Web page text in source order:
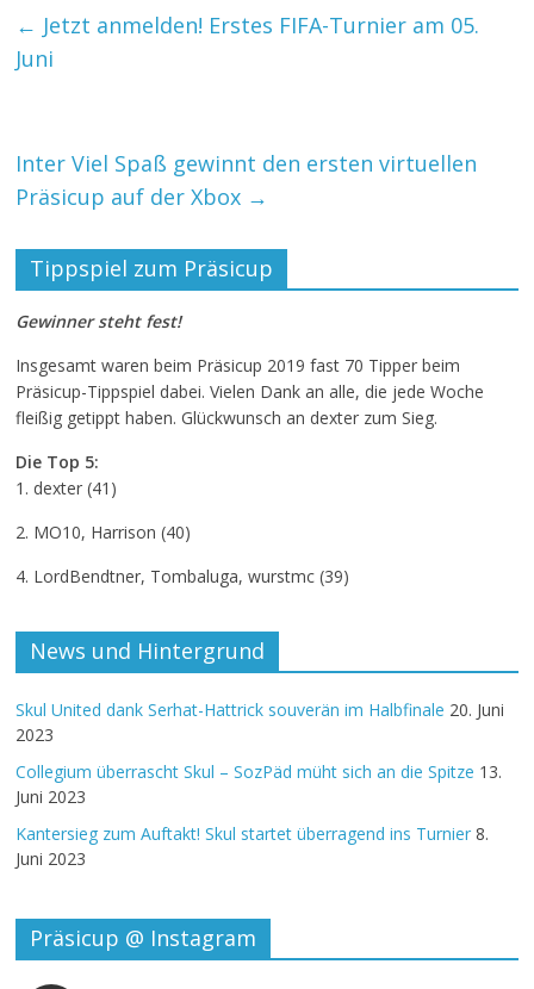
← Jetzt anmelden! Erstes FIFA-Turnier am 05.
Juni
Inter Viel Spaß gewinnt den ersten virtuellen
Präsicup auf der Xbox →
Tippspiel zum Präsicup
Gewinner steht fest!
Insgesamt waren beim Präsicup 2019 fast 70 Tipper beim
Präsicup-Tippspiel dabei. Vielen Dank an alle, die jede Woche
fleißig getippt haben. Glückwunsch an dexter zum Sieg.
Die Top 5:
1. dexter (41)
2. MO10, Harrison (40)
4. LordBendtner, Tombaluga, wurstmc (39)
News und Hintergrund
Skul United dank Serhat-Hattrick souverän im Halbfinale 20. Juni
2023
Collegium überrascht Skul – SozPäd müht sich an die Spitze 13.
Juni 2023
Kantersieg zum Auftakt! Skul startet überragend ins Turnier 8.
Juni 2023
Präsicup @ Instagram